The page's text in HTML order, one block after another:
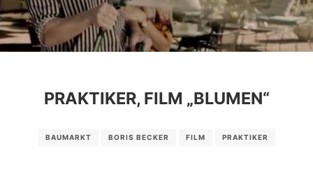
PRAKTIKER, FILM „BLUMEN“
BAUMARKT BORIS BECKER FILM PRAKTIKER